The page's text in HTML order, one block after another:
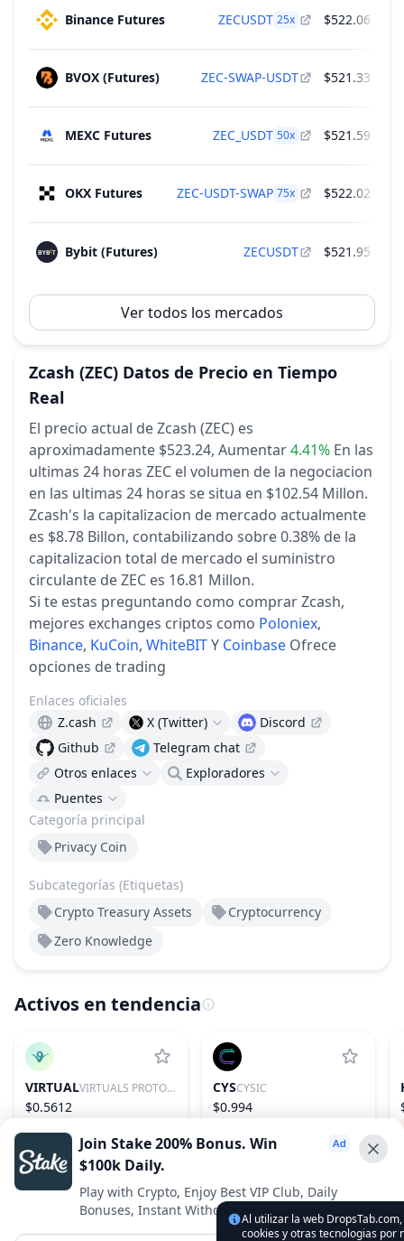
Binance Futures ZECUSDT 25x $522.06
BVOX (Futures) ZEC-SWAP-USDT $521.33
MEXC Futures ZEC_USDT 50x $521.59
OKX Futures ZEC-USDT-SWAP 75x $522.02
Bybit (Futures) ZECUSDT $521.95
Ver todos los mercados
Zcash (ZEC) Datos de Precio en Tiempo
Real
El precio actual de Zcash (ZEC) es
aproximadamente $523.24, Aumentar4.41% En las
ultimas 24 horas ZEC el volumen de la negociacion
en las ultimas 24 horas se situa en $102.54 Millon.
Zcash's la capitalizacion de mercado actualmente
es $8.78 Billon, contabilizando sobre 0.38% de la
capitalizacion total de mercado el suministro
circulante de ZEC es 16.81 Millon.
Si te estas preguntando como comprar Zcash,
mejores exchanges criptos como Poloniex,
Binance, KuCoin, WhiteBITY Coinbase Ofrece
opciones de trading
Categoría principal
Privacy Coin
Subcategorías (Etiquetas)
Crypto Treasury Assets
Cryptocurrency
Zero Knowledge
Enlaces oficiales
Z.cash
X (Twitter)
Discord
Github
Telegram chat
Otros enlaces
Exploradores
Puentes
Activos en tendencia
VIRTUAL VIRTUALS PROTOCOL
$0.5612
CYSCYSIC
$0.994
Advertise With Us ⭐️
Interested in advertising? Reach us outAl utilizar la web
cookies y otras tecnologias
Join Stake 200% Bonus. Win
$100k Daily.
Play with Crypto, Enjoy Best VIP Club, Daily
Bonuses, Instant Withdrawals.